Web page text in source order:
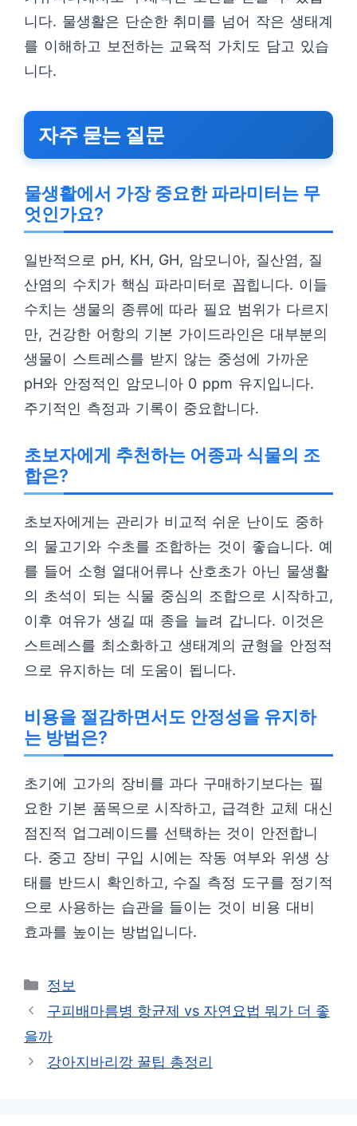
니다. 물생활은 단순한 취미를 넘어 작은 생태계
를 이해하고 보전하는 교육적 가치도 담고 있습
니다.
자주 묻는 질문
물생활에서 가장 중요한 파라미터는 무
엇인가요?
일반적으로 pH, KH, GH, 암모니아, 질산염, 질
산염의 수치가 핵심 파라미터로 꼽힙니다. 이들
수치는 생물의 종류에 따라 필요 범위가 다르지
만, 건강한 어항의 기본 가이드라인은 대부분의
생물이 스트레스를 받지 않는 중성에 가까운
pH와 안정적인 암모니아 0 ppm 유지입니다.
주기적인 측정과 기록이 중요합니다.
초보자에게 추천하는 어종과 식물의 조
합은?
초보자에게는 관리가 비교적 쉬운 난이도 중하
의 물고기와 수초를 조합하는 것이 좋습니다. 예
를 들어 소형 열대어류나 산호초가 아닌 물생활
의 초석이 되는 식물 중심의 조합으로 시작하고,
이후 여유가 생길 때 종을 늘려 갑니다. 이것은
스트레스를 최소화하고 생태계의 균형을 안정적
으로 유지하는 데 도움이 됩니다.
비용을 절감하면서도 안정성을 유지하
는 방법은?
초기에 고가의 장비를 과다 구매하기보다는 필
요한 기본 품목으로 시작하고, 급격한 교체 대신
점진적 업그레이드를 선택하는 것이 안전합니
다. 중고 장비 구입 시에는 작동 여부와 위생 상
태를 반드시 확인하고, 수질 측정 도구를 정기적
으로 사용하는 습관을 들이는 것이 비용 대비
효과를 높이는 방법입니다.
카
테
리
정보
구피배마름병 항균제 vs 자연요법 뭐가 더 좋
을까
강아지바리깡 꿀팁 총정리